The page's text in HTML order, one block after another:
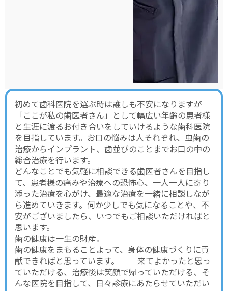
初めて歯科医院を選ぶ時は誰しも不安になりますが
「ここが私の歯医者さん」として幅広い年齢の患者様
と生涯に渡るお付き合いをしていけるような歯科医院
を目指しています。お口の悩みは人それぞれ、虫歯の
治療からインプラント、歯並びのことまでお口の中の
総合治療を行います。
どんなことでも気軽に相談できる歯医者さんを目指し
て、患者様の痛みや治療への恐怖心、一人一人に寄り
添った治療を心がけ、最適な治療を一緒に相談しなが
ら進めていきます。何か少しでも気になることや、不
安がございましたら、いつでもご相談いただければと
思います。
歯の健康は一生の財産。
歯の健康をまもることよって、身体の健康づくりに貢
献できればと思っています。 来てよかったと思っ
ていただける、治療後は笑顔で帰っていただける、そ
んな医院を目指して、日々診療にあたらせていただい